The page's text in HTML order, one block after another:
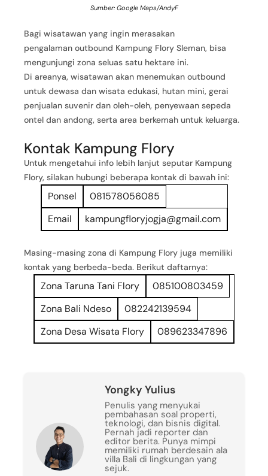
Sumber: Google Maps/AndyF
Bagi wisatawan yang ingin merasakan
pengalaman outbound Kampung Flory Sleman, bisa
mengunjungi zona seluas satu hektare ini.
Di areanya, wisatawan akan menemukan outbound
untuk dewasa dan wisata edukasi, hutan mini, gerai
penjualan suvenir dan oleh-oleh, penyewaan sepeda
ontel dan andong, serta area berkemah untuk keluarga.
Kontak Kampung Flory
Untuk mengetahui info lebih lanjut seputar Kampung
Flory, silakan hubungi beberapa kontak di bawah ini:
Ponsel
081578056085
Email
kampungfloryjogja@gmail.com
Masing-masing zona di Kampung Flory juga memiliki
kontak yang berbeda-beda. Berikut daftarnya:
Zona Taruna Tani Flory
085100803459
Zona Bali Ndeso
082242139594
Zona Desa Wisata Flory
089623347896
Yongky Yulius
Penulis yang menyukai
pembahasan soal properti,
teknologi, dan bisnis digital.
Pernah jadi reporter dan
editor berita. Punya mimpi
memiliki rumah berdesain ala
villa Bali di lingkungan yang
sejuk.